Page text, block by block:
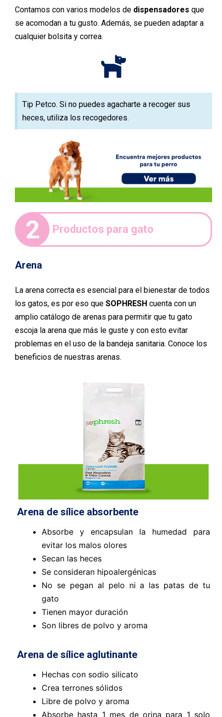
Contamos con varios modelos de dispensadores que
se acomodan a tu gusto. Además, se pueden adaptar a
cualquier bolsita y correa.
Tip Petco. Si no puedes agacharte a recoger sus
heces, utiliza los recogedores.
2 Productos para gato
Arena
La arena correcta es esencial para el bienestar de todos
los gatos, es por eso que SOPHRESH cuenta con un
amplio catálogo de arenas para permitir que tu gato
escoja la arena que más le guste y con esto evitar
problemas en el uso de la bandeja sanitaria. Conoce los
beneficios de nuestras arenas.
Arena de sílice absorbente
Absorbe y encapsulan la humedad para
evitar los malos olores
Secan las heces
Se consideran hipoalergénicas
No se pegan al pelo ni a las patas de tu
gato
Tienen mayor duración
Son libres de polvo y aroma
Arena de sílice aglutinante
Hechas con sodio silicato
Crea terrones sólidos
Libre de polvo y aroma
Absorbe hasta 1 mes de orina para 1 solo